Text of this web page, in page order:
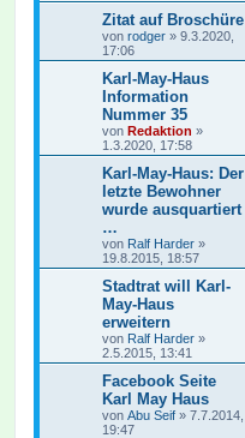
Zitat auf Broschüre
von rodger » 9.3.2020,
17:06
Karl-May-Haus
Information
Nummer 35
von Redaktion »
1.3.2020, 17:58
Karl-May-Haus: Der
letzte Bewohner
wurde ausquartiert
…
von Ralf Harder »
19.8.2015, 18:57
Stadtrat will Karl-
May-Haus
erweitern
von Ralf Harder »
2.5.2015, 13:41
Facebook Seite
Karl May Haus
von Abu Seif » 7.7.2014,
19:47